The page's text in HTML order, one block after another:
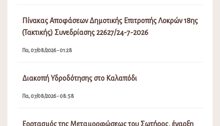
Πίνακας Αποφάσεων Δημοτικής Επιτροπής Λοκρών 18ης
(Τακτικής) Συνεδρίασης 22627/24-7-2026
Πα, 07/08/2026 - 01:28
Διακοπή Υδροδότησης στο Καλαπόδι
Πα, 07/08/2026 - 08:58
Εορτασμός της Μεταμορφώσεως του Σωτήρος, έναρξη